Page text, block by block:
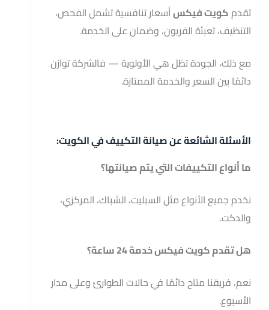
تقدمكويت فيكسأسعار تنافسية تشمل الفحص،
التنظيف، تعبئة الفريون، وضمان على الخدمة.
مع ذلك، الجودة تظل هي الأولوية — فالشركة توازن
دائمًا بين السعر والخدمة الممتازة.
الأسئلة الشائعة عن صيانة التكييف في الكويت:
ما أنواع التكييفات التي يتم صيانتها؟
نخدم جميع الأنواع مثل السبليت، الشباك، المركزي،
والدكت.
هل تقدم كويت فيكس خدمة 24 ساعة؟
نعم، فريقنا متاح دائمًا في حالات الطوارئ وعلى مدار
الأسبوع.